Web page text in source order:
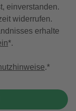
einverstanden.
widerrufen.
erhalte
*.
.